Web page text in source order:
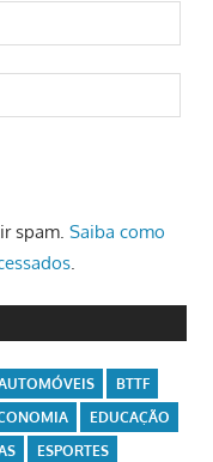
spam. Saiba como
.
BTTF
EDUCAÇÃO
ESPORTES